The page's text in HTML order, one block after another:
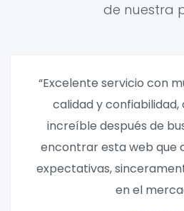
de nuestra
“Excelente servicio con
calidad y
increíble después de
encontrar esta web que
expectativas,
en el